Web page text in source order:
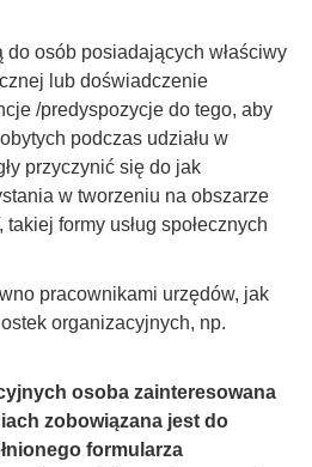
do osób posiadających właściwy
lub doświadczenie
/predyspozycje do tego, aby
podczas udziału w
przyczynić się do jak
w tworzeniu na obszarze
formy usług społecznych
pracownikami urzędów, jak
organizacyjnych, np.
osoba zainteresowana
zobowiązana jest do
formularza